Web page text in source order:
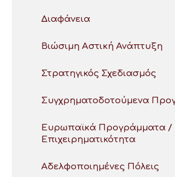
Διαφάνεια
Βιώσιμη Αστική Ανάπτυξη
Στρατηγικός Σχεδιασμός
Συγχρηματοδοτούμενα
Ευρωπαϊκά Προγράμματα /
Επιχειρηματικότητα
Αδελφοποιημένες Πόλεις